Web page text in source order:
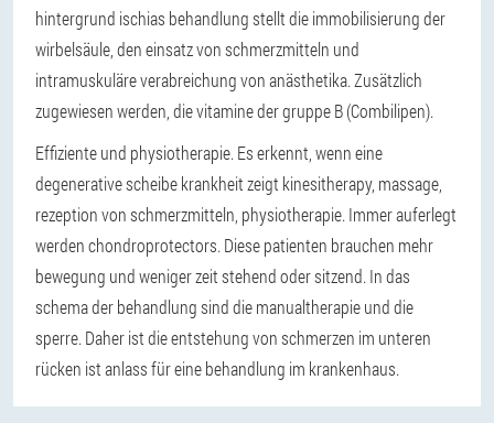
hintergrund ischias behandlung stellt die immobilisierung der
wirbelsäule, den einsatz von schmerzmitteln und
intramuskuläre verabreichung von anästhetika. Zusätzlich
zugewiesen werden, die vitamine der gruppe B (Combilipen).
Effiziente und physiotherapie. Es erkennt, wenn eine
degenerative scheibe krankheit zeigt kinesitherapy, massage,
rezeption von schmerzmitteln, physiotherapie. Immer auferlegt
werden chondroprotectors. Diese patienten brauchen mehr
bewegung und weniger zeit stehend oder sitzend. In das
schema der behandlung sind die manualtherapie und die
sperre. Daher ist die entstehung von schmerzen im unteren
rücken ist anlass für eine behandlung im krankenhaus.